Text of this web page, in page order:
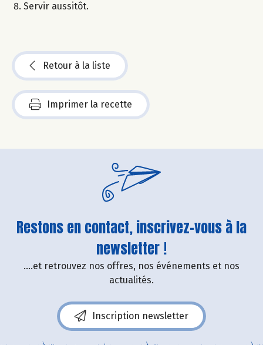
Servir aussitôt.
Retour à la liste
Imprimer la recette
Restons en contact, inscrivez-vous à la
newsletter !
....et retrouvez nos offres, nos événements et nos
actualités.
Inscription newsletter